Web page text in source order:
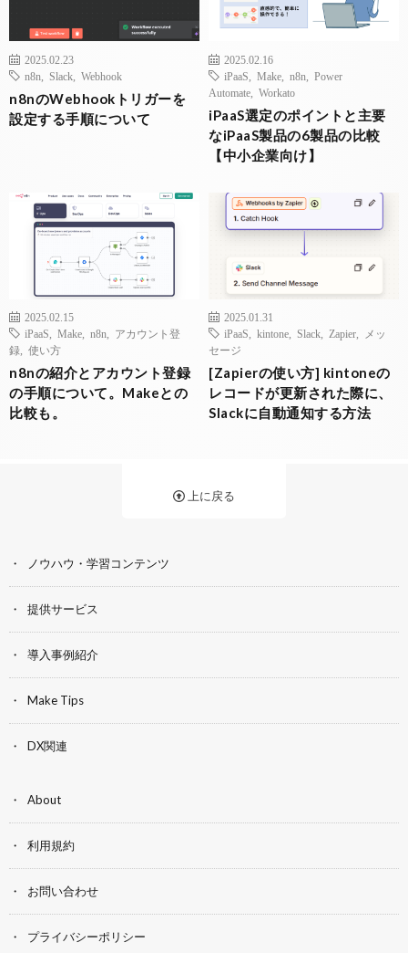
2025.02.23
n8n
Slack Webhook
n8nのWebhookトリガーを
設定する手順について
2025.02.16
iPaaS
Make n8n
Power
Automate
Workato
iPaaS選定のポイントと主要
なiPaaS製品の6製品の比較
【中小企業向け】
2025.02.15
iPaaS
Make n8n
アカウント登
録
使い方
n8nの紹介とアカウント登録
の手順について。Makeとの
比較も。
2025.01.31
iPaaS
kintone Slack Zapier
メッ
セージ
[Zapierの使い方] kintoneの
レコードが更新された際に、
Slackに自動通知する方法
上に戻る
ノウハウ・学習コンテンツ
提供サービス
導入事例紹介
Make Tips
DX関連
About
利用規約
お問い合わせ
プライバシーポリシー